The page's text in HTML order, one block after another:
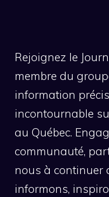
Rejoignez le
membre du
information
incontournable
au Québec.
communauté,
nous à continuer
informons,